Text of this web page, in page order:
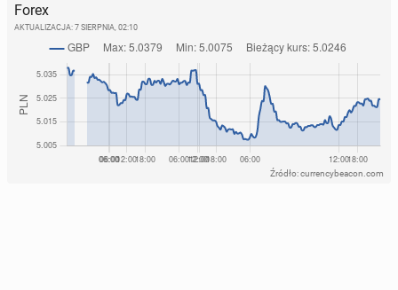
Forex
AKTUALIZACJA: 7 SIERPNIA, 02:10
Źródło: currencybeacon.com